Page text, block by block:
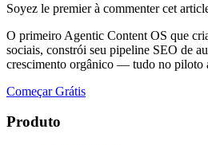
Soyez le premier à commenter cet
O primeiro Agentic Content OS que
sociais, constrói seu pipeline SEO de
crescimento orgânico — tudo no piloto
Começar Grátis
Produto